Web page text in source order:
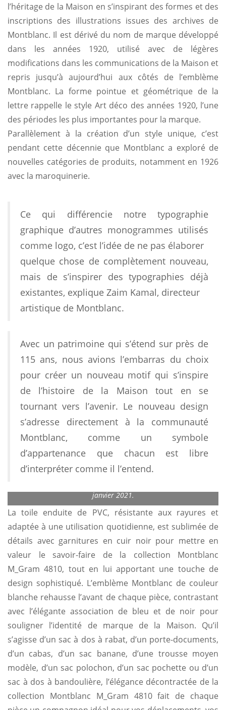
l’héritage de la Maison en s’inspirant des formes et des
inscriptions des illustrations issues des archives de
Montblanc. Il est dérivé du nom de marque développé
dans les années 1920, utilisé avec de légères
modifications dans les communications de la Maison et
repris jusqu’à aujourd’hui aux côtés de l’emblème
Montblanc. La forme pointue et géométrique de la
lettre rappelle le style Art déco des années 1920, l’une
des périodes les plus importantes pour la marque.
Parallèlement à la création d’un style unique, c’est
pendant cette décennie que Montblanc a exploré de
nouvelles catégories de produits, notamment en 1926
avec la maroquinerie.
Ce qui différencie notre typographie
graphique d’autres monogrammes utilisés
comme logo, c’est l’idée de ne pas élaborer
quelque chose de complètement nouveau,
mais de s’inspirer des typographies déjà
existantes, explique Zaim Kamal, directeur
artistique de Montblanc.
Avec un patrimoine qui s’étend sur près de
115 ans, nous avions l’embarras du choix
pour créer un nouveau motif qui s’inspire
de l’histoire de la Maison tout en se
tournant vers l’avenir. Le nouveau design
s’adresse directement à la communauté
Montblanc, comme un symbole
d’appartenance que chacun est libre
d’interpréter comme il l’entend.
La collection Montblanc M_Gram 4810 est présentée depuis le
28 novembre en avant-première sur un pop-up dédié au
janvier 2021.
La toile enduite de PVC, résistante aux rayures et
adaptée à une utilisation quotidienne, est sublimée de
détails avec garnitures en cuir noir pour mettre en
valeur le savoir-faire de la collection Montblanc
M_Gram 4810, tout en lui apportant une touche de
design sophistiqué. L’emblème Montblanc de couleur
blanche rehausse l’avant de chaque pièce, contrastant
avec l’élégante association de bleu et de noir pour
souligner l’identité de marque de la Maison. Qu’il
s’agisse d’un sac à dos à rabat, d’un porte-documents,
d’un cabas, d’un sac banane, d’une trousse moyen
modèle, d’un sac polochon, d’un sac pochette ou d’un
sac à dos à bandoulière, l’élégance décontractée de la
collection Montblanc M_Gram 4810 fait de chaque